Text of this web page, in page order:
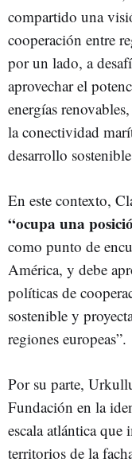
compartido una
cooperación entre
por un lado, a
aprovechar el
energías
la conectividad
desarrollo
En este contexto,
“ocupa una
como punto de
América, y debe
políticas de
sostenible y
regiones europeas”.
Por su parte,
Fundación en la
escala atlántica
territorios de la